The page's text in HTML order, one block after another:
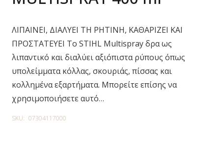
ΛΙΠΑΙΝΕΙ, ΔΙΑΛΥΕΙ ΤΗ ΡΗΤΙΝΗ, ΚΑΘΑΡΙΖΕΙ ΚΑΙ
ΠΡΟΣΤΑΤΕΥΕΙ Το STIHL Multispray δρα ως
λιπαντικό και διαλύει αξιόπιστα ρύπους όπως
υπολείμματα κόλλας, σκουριάς, πίσσας και
κολλημένα εξαρτήματα. Μπορείτε επίσης να
χρησιμοποιήσετε αυτό…
SKU: 07304117000